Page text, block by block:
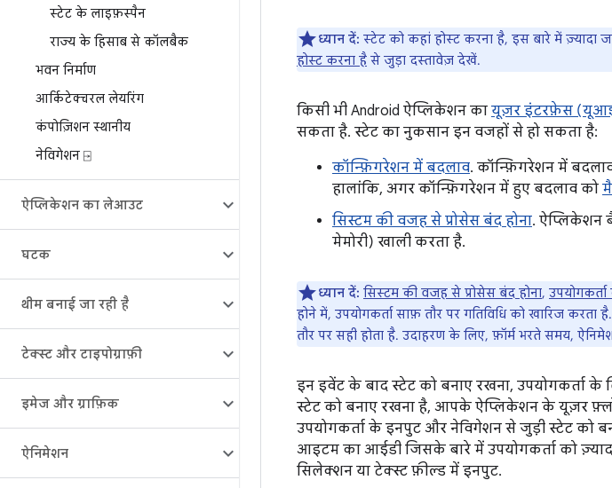
स्टेट के लाइफ़स्पैन
राज्य के हिसाब से कॉलबैक
भवन निर्माण
आर्किटेक्चरल लेयरिंग
कंपोज़िशन स्थानीय
नेविगेशन ⍈
ऐप्लिकेशन का लेआउट
घटक
थीम बनाई जा रही है
टेक्स्ट और टाइपोग्राफ़ी
इमेज और ग्राफ़िक
ऐनिमेशन
ध्यान दें: स्टेट को कहां होस्ट करना है, इस बारे में
होस्ट करना है से जुड़ा दस्तावेज़ देखें.
किसी भी Android ऐप्लिकेशन का यूज़र इंटरफ़ेस
सकता है. स्टेट का नुकसान इन वजहों से हो सकता है:
कॉन्फ़िगरेशन में बदलाव. कॉन्फ़िगरेशन में
हालांकि, अगर कॉन्फ़िगरेशन में हुए बदलाव को
सिस्टम की वजह से प्रोसेस बंद होना. ऐप्लिकेशन
मेमोरी) खाली करता है.
ध्यान दें: सिस्टम की वजह से प्रोसेस बंद होना,
होने में, उपयोगकर्ता साफ़ तौर पर गतिविधि को खारिज
तौर पर सही होता है. उदाहरण के लिए, फ़ॉर्म भरते समय,
इन इवेंट के बाद स्टेट को बनाए रखना, उपयोगकर्ता
स्टेट को बनाए रखना है, आपके ऐप्लिकेशन के यूज़र
उपयोगकर्ता के इनपुट और नेविगेशन से जुड़ी स्टेट को
आइटम का आईडी जिसके बारे में उपयोगकर्ता को ज़्यादा
सिलेक्शन या टेक्स्ट फ़ील्ड में इनपुट.